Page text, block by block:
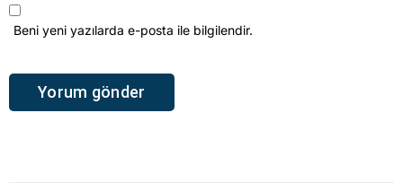
Beni yeni yazılarda e-posta ile bilgilendir.